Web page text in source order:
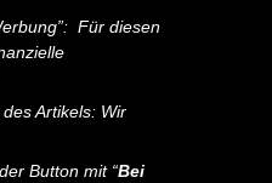
Für diesen
Artikels: Wir
Button mit “Bei